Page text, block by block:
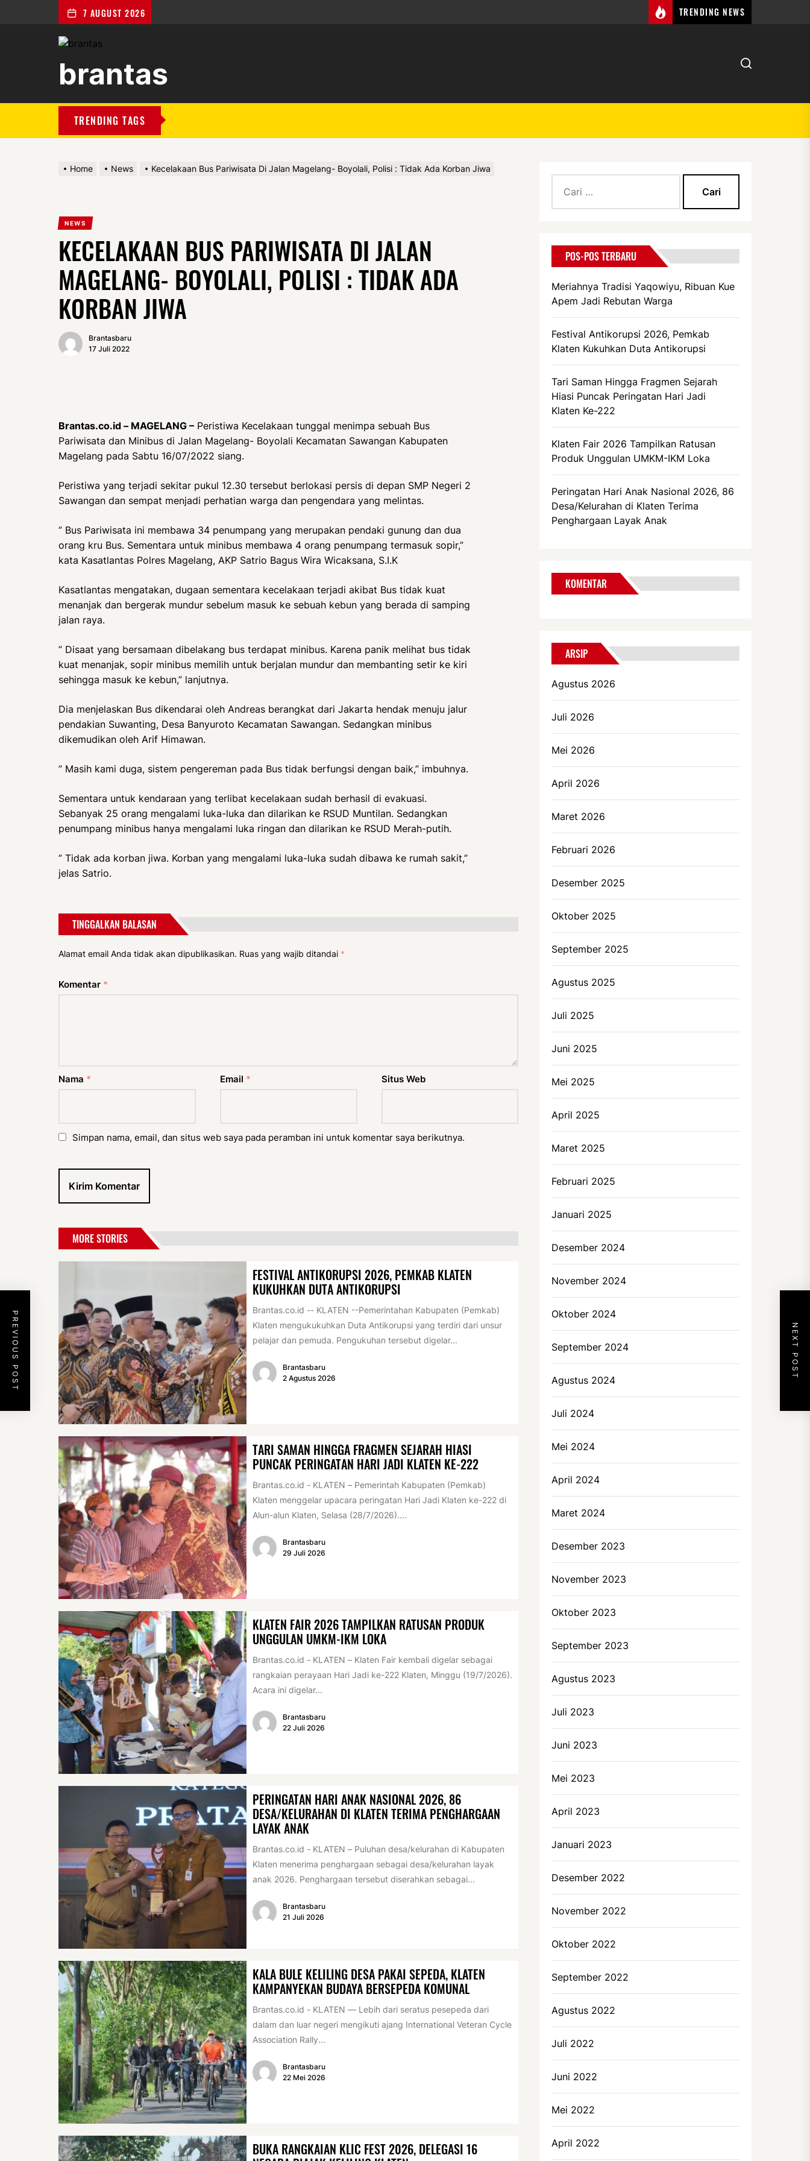
7 AUGUST 2026 TRENDING NEWS
brantas
TRENDING TAGS
Home News Kecelakaan Bus Pariwisata Di Jalan Magelang- Boyolali, Polisi : Tidak Ada Korban Jiwa
NEWS
KECELAKAAN BUS PARIWISATA DI JALAN
MAGELANG- BOYOLALI, POLISI : TIDAK ADA
KORBAN JIWA
Brantasbaru
17 Juli 2022
Brantas.co.id – MAGELANG – Peristiwa Kecelakaan tunggal menimpa sebuah Bus
Pariwisata dan Minibus di Jalan Magelang- Boyolali Kecamatan Sawangan Kabupaten
Magelang pada Sabtu 16/07/2022 siang.
Peristiwa yang terjadi sekitar pukul 12.30 tersebut berlokasi persis di depan SMP Negeri 2
Sawangan dan sempat menjadi perhatian warga dan pengendara yang melintas.
” Bus Pariwisata ini membawa 34 penumpang yang merupakan pendaki gunung dan dua
orang kru Bus. Sementara untuk minibus membawa 4 orang penumpang termasuk sopir,”
kata Kasatlantas Polres Magelang, AKP Satrio Bagus Wira Wicaksana, S.I.K
Kasatlantas mengatakan, dugaan sementara kecelakaan terjadi akibat Bus tidak kuat
menanjak dan bergerak mundur sebelum masuk ke sebuah kebun yang berada di samping
jalan raya.
” Disaat yang bersamaan dibelakang bus terdapat minibus. Karena panik melihat bus tidak
kuat menanjak, sopir minibus memilih untuk berjalan mundur dan membanting setir ke kiri
sehingga masuk ke kebun,” lanjutnya.
Dia menjelaskan Bus dikendarai oleh Andreas berangkat dari Jakarta hendak menuju jalur
pendakian Suwanting, Desa Banyuroto Kecamatan Sawangan. Sedangkan minibus
dikemudikan oleh Arif Himawan.
” Masih kami duga, sistem pengereman pada Bus tidak berfungsi dengan baik,” imbuhnya.
Sementara untuk kendaraan yang terlibat kecelakaan sudah berhasil di evakuasi.
Sebanyak 25 orang mengalami luka-luka dan dilarikan ke RSUD Muntilan. Sedangkan
penumpang minibus hanya mengalami luka ringan dan dilarikan ke RSUD Merah-putih.
” Tidak ada korban jiwa. Korban yang mengalami luka-luka sudah dibawa ke rumah sakit,”
jelas Satrio.
TINGGALKAN BALASAN
Alamat email Anda tidak akan dipublikasikan. Ruas yang wajib ditandai *
Komentar *
Nama * Email * Situs Web
Simpan nama, email, dan situs web saya pada peramban ini untuk komentar saya berikutnya.
PREVIOUS POST NEXT POST
MORE STORIES
FESTIVAL ANTIKORUPSI 2026, PEMKAB KLATEN
KUKUHKAN DUTA ANTIKORUPSI
Brantas.co.id -- KLATEN --Pemerintahan Kabupaten (Pemkab)
Klaten mengukukuhkan Duta Antikorupsi yang terdiri dari unsur
pelajar dan pemuda. Pengukuhan tersebut digelar...
Brantasbaru
2 Agustus 2026
TARI SAMAN HINGGA FRAGMEN SEJARAH HIASI
PUNCAK PERINGATAN HARI JADI KLATEN KE-222
Brantas.co.id - KLATEN – Pemerintah Kabupaten (Pemkab)
Klaten menggelar upacara peringatan Hari Jadi Klaten ke-222 di
Alun-alun Klaten, Selasa (28/7/2026)....
Brantasbaru
29 Juli 2026
KLATEN FAIR 2026 TAMPILKAN RATUSAN PRODUK
UNGGULAN UMKM-IKM LOKA
Brantas.co.id - KLATEN – Klaten Fair kembali digelar sebagai
rangkaian perayaan Hari Jadi ke-222 Klaten, Minggu (19/7/2026).
Acara ini digelar...
Brantasbaru
22 Juli 2026
PERINGATAN HARI ANAK NASIONAL 2026, 86
DESA/KELURAHAN DI KLATEN TERIMA PENGHARGAAN
LAYAK ANAK
Brantas.co.id - KLATEN – Puluhan desa/kelurahan di Kabupaten
Klaten menerima penghargaan sebagai desa/kelurahan layak
anak 2026. Penghargaan tersebut diserahkan sebagai...
Brantasbaru
21 Juli 2026
KALA BULE KELILING DESA PAKAI SEPEDA, KLATEN
KAMPANYEKAN BUDAYA BERSEPEDA KOMUNAL
Brantas.co.id - KLATEN — Lebih dari seratus pesepeda dari
dalam dan luar negeri mengikuti ajang International Veteran Cycle
Association Rally...
Brantasbaru
22 Mei 2026
BUKA RANGKAIAN KLIC FEST 2026, DELEGASI 16
untuk:
POS-POS TERBARU
Meriahnya Tradisi Yaqowiyu, Ribuan Kue
Apem Jadi Rebutan Warga
Festival Antikorupsi 2026, Pemkab
Klaten Kukuhkan Duta Antikorupsi
Tari Saman Hingga Fragmen Sejarah
Hiasi Puncak Peringatan Hari Jadi
Klaten Ke-222
Klaten Fair 2026 Tampilkan Ratusan
Produk Unggulan UMKM-IKM Loka
Peringatan Hari Anak Nasional 2026, 86
Desa/Kelurahan di Klaten Terima
Penghargaan Layak Anak
KOMENTAR
ARSIP
Agustus 2026
Juli 2026
Mei 2026
April 2026
Maret 2026
Februari 2026
Desember 2025
Oktober 2025
September 2025
Agustus 2025
Juli 2025
Juni 2025
Mei 2025
April 2025
Maret 2025
Februari 2025
Januari 2025
Desember 2024
November 2024
Oktober 2024
September 2024
Agustus 2024
Juli 2024
Mei 2024
April 2024
Maret 2024
Desember 2023
November 2023
Oktober 2023
September 2023
Agustus 2023
Juli 2023
Juni 2023
Mei 2023
April 2023
Januari 2023
Desember 2022
November 2022
Oktober 2022
September 2022
Agustus 2022
Juli 2022
Juni 2022
Mei 2022
April 2022